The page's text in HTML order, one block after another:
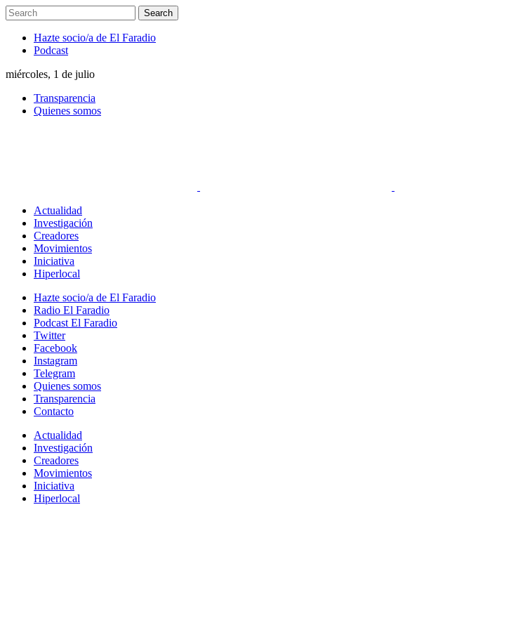
Hazte socio/a de El Faradio
Podcast
miércoles, 1 de julio
Transparencia
Quienes somos
Actualidad
Investigación
Creadores
Movimientos
Iniciativa
Hiperlocal
Hazte socio/a de El Faradio
Radio El Faradio
Podcast El Faradio
Twitter
Facebook
Instagram
Telegram
Quienes somos
Transparencia
Contacto
Actualidad
Investigación
Creadores
Movimientos
Iniciativa
Hiperlocal